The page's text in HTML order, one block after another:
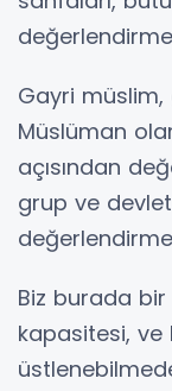
Gayri müslim,
Müslüman
açısından
grup ve
Biz burada bir
kapasitesi, ve